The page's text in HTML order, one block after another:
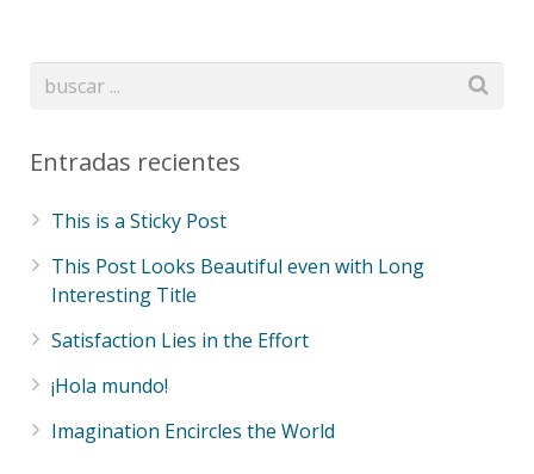
Entradas recientes
This is a Sticky Post
This Post Looks Beautiful even with Long
Interesting Title
Satisfaction Lies in the Effort
¡Hola mundo!
Imagination Encircles the World